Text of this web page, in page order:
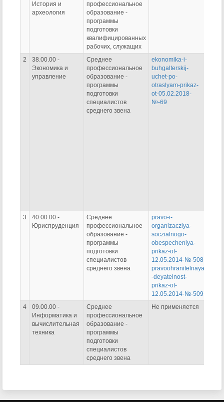
История и
археология
профессиональное
образование -
программы
подготовки
квалифицированных
рабочих, служащих
2
38.00.00 -
Экономика и
управление
Среднее
профессиональное
образование -
программы
подготовки
специалистов
среднего звена
ekonomika-i-
buhgalterskij-
uchet-po-
otraslyam-prikaz-
ot-05.02.2018-
№-69
3
40.00.00 -
Юриспруденция
Среднее
профессиональное
образование -
программы
подготовки
специалистов
среднего звена
pravo-i-
organizacziya-
soczialnogo-
obespecheniya-
prikaz-ot-
12.05.2014-№-508
pravoohranitelnaya
-deyatelnost-
prikaz-ot-
12.05.2014-№-509
4
09.00.00 -
Информатика и
вычислительная
техника
Среднее
профессиональное
образование -
программы
подготовки
специалистов
среднего звена
Не применяется